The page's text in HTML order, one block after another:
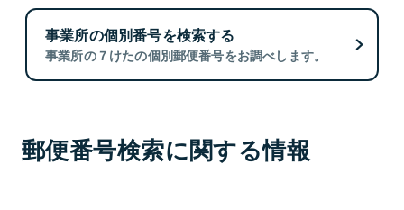
事業所の個別番号を検索する
事業所の７けたの個別郵便番号をお調べします。
郵便番号検索に関する情報